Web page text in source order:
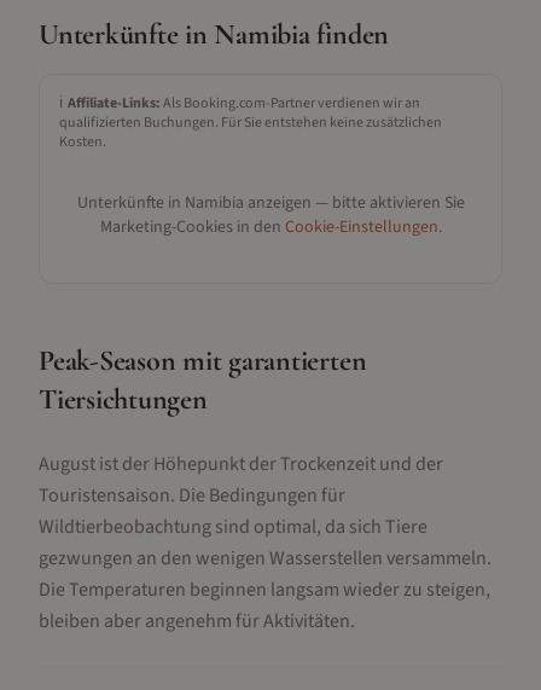
Unterkünfte in Namibiafinden
ℹ️ Affiliate-Links:Als Booking.com-Partner verdienen wir an
qualifizierten Buchungen. Für Sie entstehen keine zusätzlichen
Kosten.
Unterkünfte in Namibia anzeigen — bitte aktivieren Sie
Marketing-Cookies in den Cookie-Einstellungen.
Peak-Season mit garantierten
Tiersichtungen
August ist der Höhepunkt der Trockenzeit und der
Touristensaison. Die Bedingungen für
Wildtierbeobachtung sind optimal, da sich Tiere
gezwungen an den wenigen Wasserstellen versammeln.
Die Temperaturen beginnen langsam wieder zu steigen,
bleiben aber angenehm für Aktivitäten.